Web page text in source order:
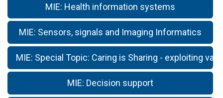
MIE: Health information systems
MIE: Sensors, signals and Imaging Informatics
MIE: Special Topic: Caring is Sharing - exploiting
MIE: Decision support